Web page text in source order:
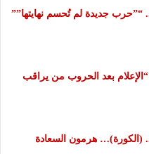
كلمة العدد 1479 “الإعلام بعد الحروب من يراقب